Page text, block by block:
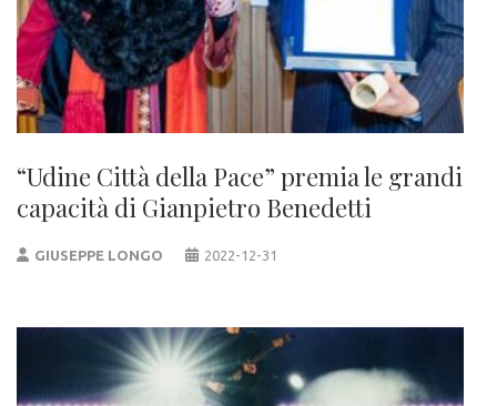
“Udine Città della Pace” premia le grandi
capacità di Gianpietro Benedetti
GIUSEPPE LONGO 2022-12-31